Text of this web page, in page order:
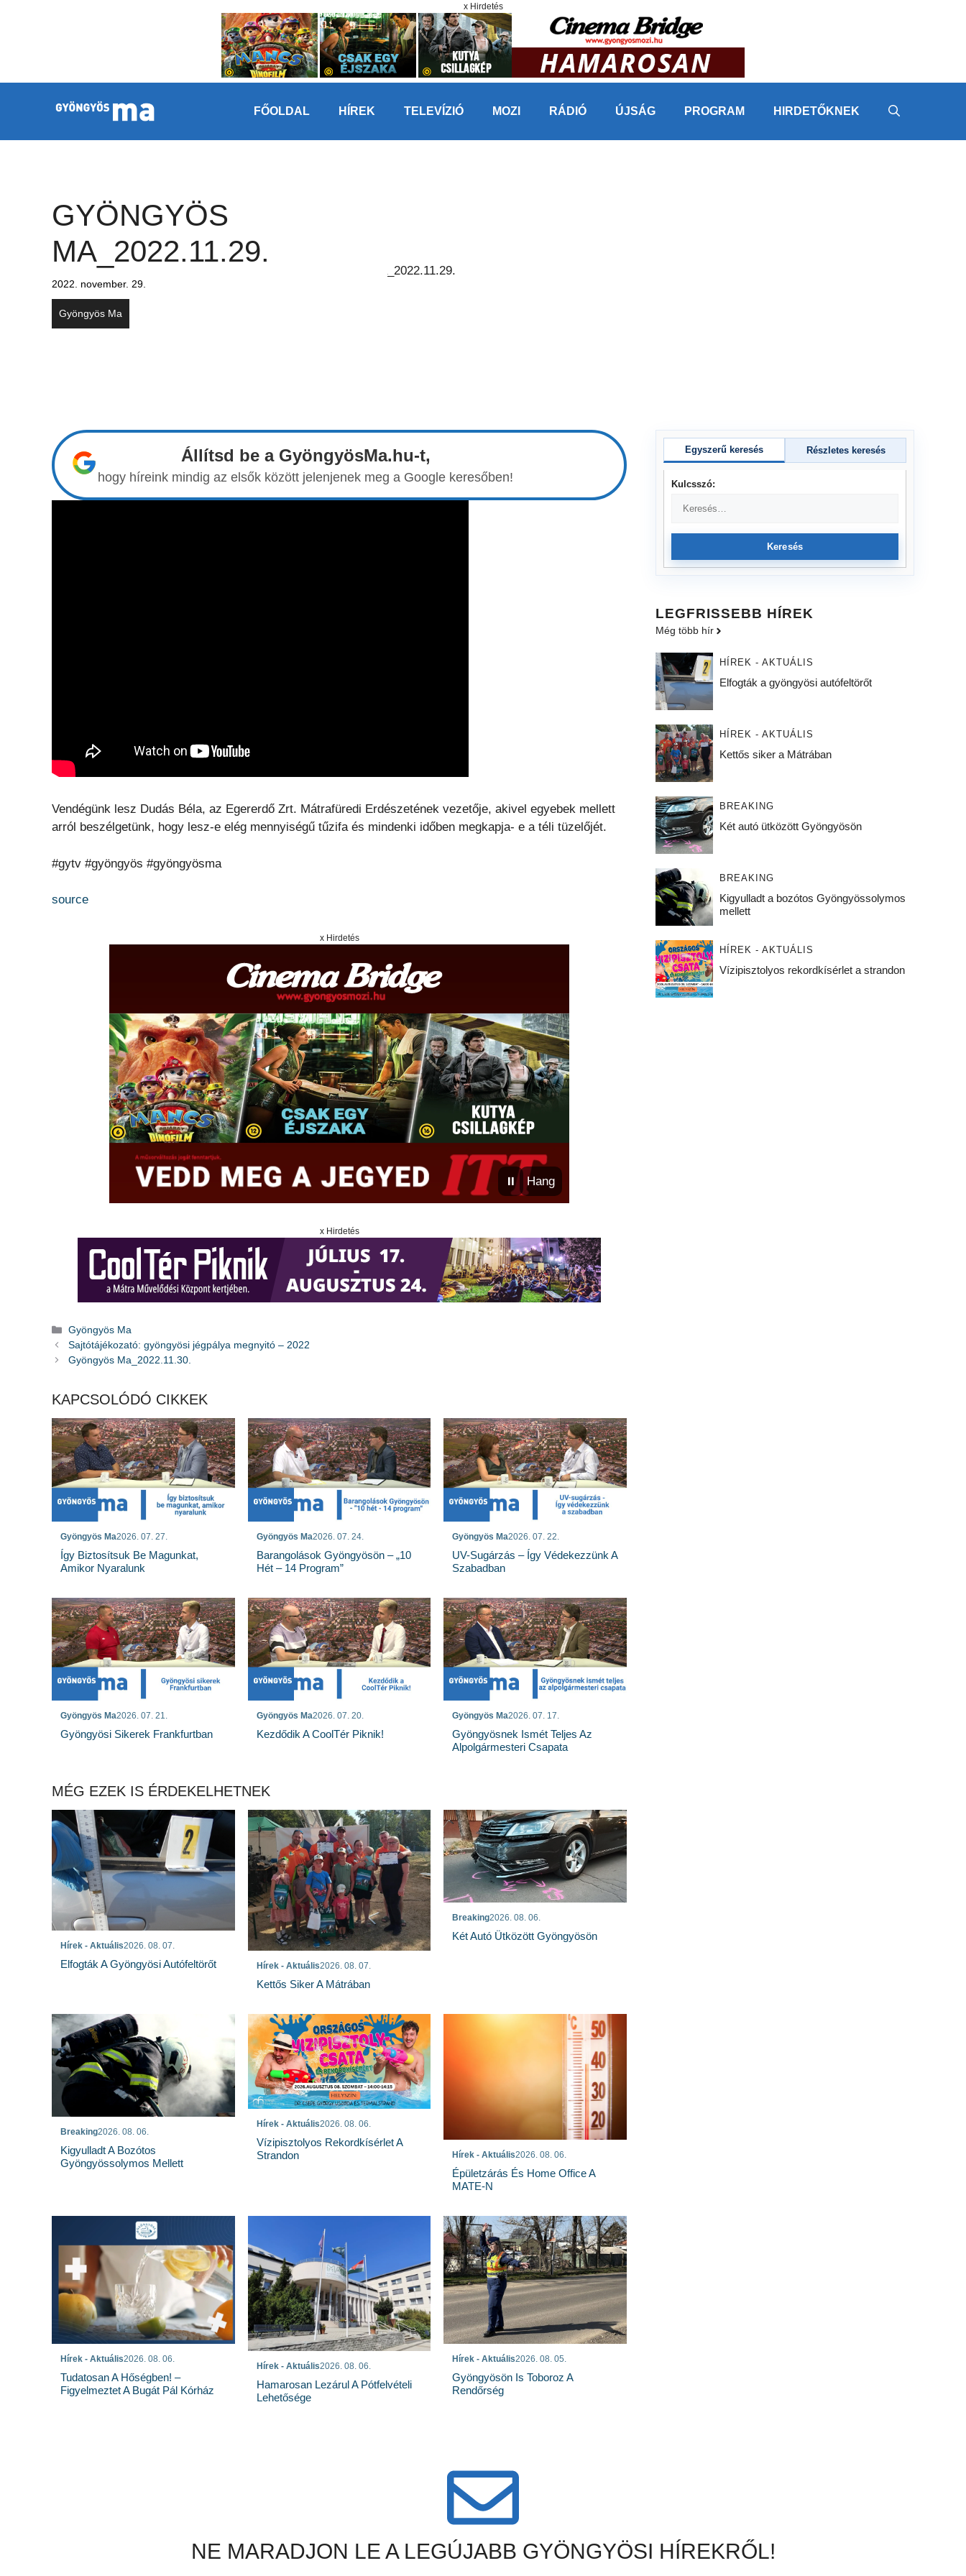
x Hirdetés
FŐOLDAL HÍREK TELEVÍZIÓ MOZI RÁDIÓ ÚJSÁG PROGRAM HIRDETŐKNEK
GYÖNGYÖS
MA_2022.11.29.
2022. november. 29.
Gyöngyös Ma
Állítsd be a GyöngyösMa.hu-t,
hogy híreink mindig az elsők között jelenjenek meg a Google keresőben!
Vendégünk lesz Dudás Béla, az Egererdő Zrt. Mátrafüredi Erdészetének vezetője, akivel egyebek mellett
arról beszélgetünk, hogy lesz-e elég mennyiségű tűzifa és mindenki időben megkapja- e a téli tüzelőjét.
#gytv #gyöngyös #gyöngyösma
source
x Hirdetés
⏸ Hang
x Hirdetés
Kategória
Gyöngyös Ma
Sajtótájékozató: gyöngyösi jégpálya megnyitó – 2022
Gyöngyös Ma_2022.11.30.
KAPCSOLÓDÓ CIKKEK
Gyöngyös Ma2026. 07. 27.
Így Biztosítsuk Be Magunkat,
Amikor Nyaralunk
Gyöngyös Ma2026. 07. 24.
Barangolások Gyöngyösön – „10
Hét – 14 Program”
Gyöngyös Ma2026. 07. 22.
UV-Sugárzás – Így Védekezzünk A
Szabadban
Gyöngyös Ma2026. 07. 21.
Gyöngyösi Sikerek Frankfurtban
Gyöngyös Ma2026. 07. 20.
Kezdődik A CoolTér Piknik!
Gyöngyös Ma2026. 07. 17.
Gyöngyösnek Ismét Teljes Az
Alpolgármesteri Csapata
MÉG EZEK IS ÉRDEKELHETNEK
Hírek - Aktuális2026. 08. 07.
Elfogták A Gyöngyösi Autófeltörőt Hírek - Aktuális2026. 08. 07.
Kettős Siker A Mátrában
Breaking2026. 08. 06.
Két Autó Ütközött Gyöngyösön
Breaking2026. 08. 06.
Kigyulladt A Bozótos
Gyöngyössolymos Mellett
Hírek - Aktuális2026. 08. 06.
Vízipisztolyos Rekordkísérlet A
Strandon
Hírek - Aktuális2026. 08. 06.
Épületzárás És Home Office A
MATE-N
Hírek - Aktuális2026. 08. 06.
Tudatosan A Hőségben! –
Figyelmeztet A Bugát Pál Kórház
Hírek - Aktuális2026. 08. 06.
Hamarosan Lezárul A Pótfelvételi
Lehetősége
Hírek - Aktuális2026. 08. 05.
Gyöngyösön Is Toboroz A
Rendőrség
Egyszerű keresés Részletes keresés
Kulcsszó:
Keresés
LEGFRISSEBB HÍREK
Még több hír
HÍREK - AKTUÁLIS
Elfogták a gyöngyösi autófeltörőt
HÍREK - AKTUÁLIS
Kettős siker a Mátrában
BREAKING
Két autó ütközött Gyöngyösön
BREAKING
Kigyulladt a bozótos Gyöngyössolymos
mellett
HÍREK - AKTUÁLIS
Vízipisztolyos rekordkísérlet a strandon
NE MARADJON LE A LEGÚJABB GYÖNGYÖSI HÍREKRŐL!